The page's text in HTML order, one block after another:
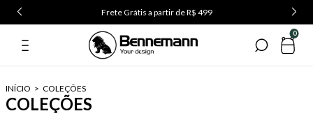
Frete Grátis a partir de R$ 499
0
INÍCIO > COLEÇÕES
COLEÇÕES